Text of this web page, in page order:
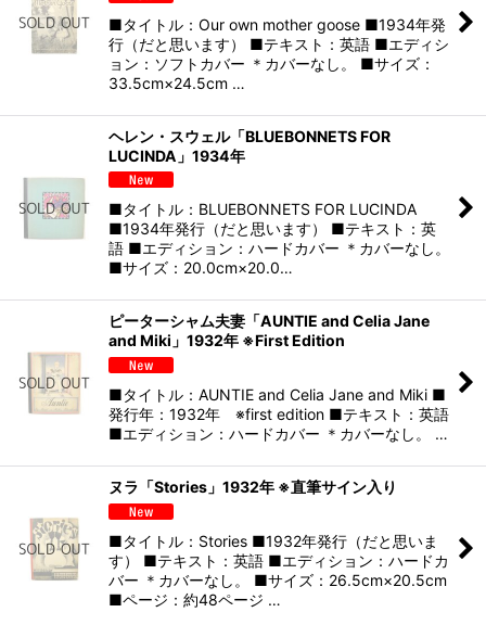
■タイトル：Our own mother goose ■1934年発
行（だと思います） ■テキスト：英語 ■エディシ
ョン：ソフトカバー ＊カバーなし。 ■サイズ：
33.5cm×24.5cm …
ヘレン・スウェル「BLUEBONNETS FOR
LUCINDA」1934年
■タイトル：BLUEBONNETS FOR LUCINDA
■1934年発行（だと思います） ■テキスト：英
語 ■エディション：ハードカバー ＊カバーなし。
■サイズ：20.0cm×20.0…
ピーターシャム夫妻「AUNTIE and Celia Jane
and Miki」1932年 ※First Edition
■タイトル：AUNTIE and Celia Jane and Miki ■
発行年：1932年 ※first edition ■テキスト：英語
■エディション：ハードカバー ＊カバーなし。 …
ヌラ「Stories」1932年 ※直筆サイン入り
■タイトル：Stories ■1932年発行（だと思いま
す） ■テキスト：英語 ■エディション：ハードカ
バー ＊カバーなし。 ■サイズ：26.5cm×20.5cm
■ページ：約48ページ …